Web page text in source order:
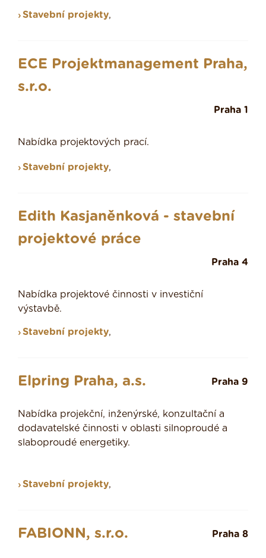
Stavební projekty,
ECE Projektmanagement Praha,
s.r.o.
Praha 1
Nabídka projektových prací.
Stavební projekty,
Edith Kasjaněnková - stavební
projektové práce
Praha 4
Nabídka projektové činnosti v investiční
výstavbě.
Stavební projekty,
Elpring Praha, a.s. Praha 9
Nabídka projekční, inženýrské, konzultační a
dodavatelské činnosti v oblasti silnoproudé a
slaboproudé energetiky.
Stavební projekty,
FABIONN, s.r.o. Praha 8